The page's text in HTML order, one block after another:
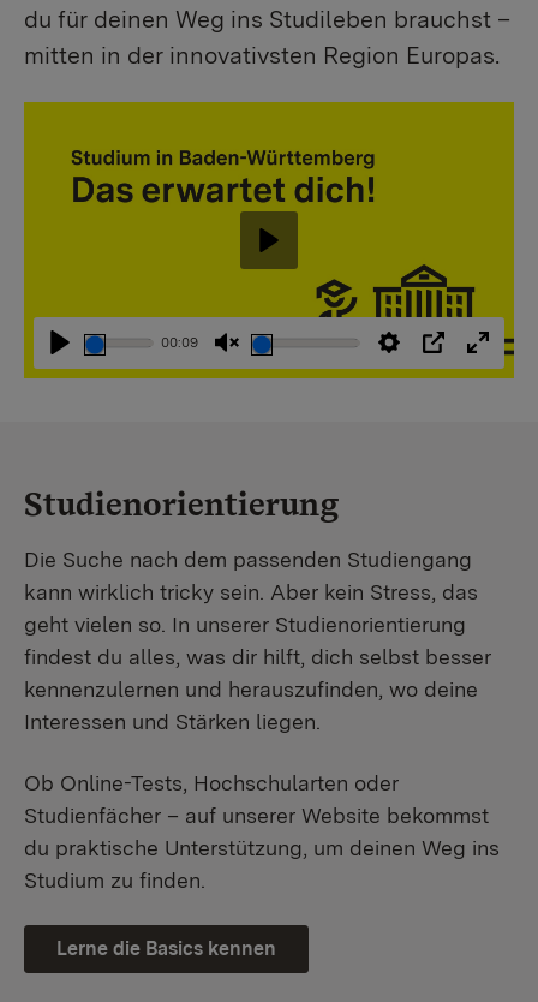
du für deinen Weg ins Studileben brauchst –
mitten in der innovativsten Region Europas.
Abspielen
00:09
StummschaltungEinstellungen
PIP
Abspielen
Studienorientierung
Die Suche nach dem passenden Studiengang
kann wirklich tricky sein. Aber kein Stress, das
geht vielen so. In unserer Studienorientierung
findest du alles, was dir hilft, dich selbst besser
kennenzulernen und herauszufinden, wo deine
Interessen und Stärken liegen.
Ob Online-Tests, Hochschularten oder
Studienfächer – auf unserer Website bekommst
du praktische Unterstützung, um deinen Weg ins
Studium zu finden.
Lerne die Basics kennen